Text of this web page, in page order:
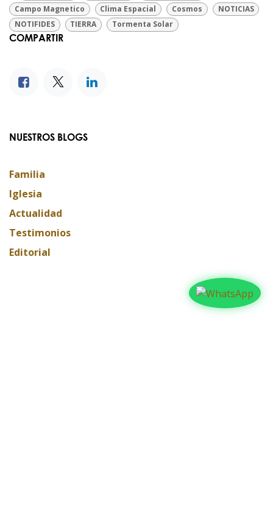
Campo Magnetico
Clima Espacial Cosmos
NOTICIAS
NOTIFIDES
TIERRA Tormenta Solar
COMPARTIR
NUESTROS BLOGS
Familia
Iglesia
Actualidad
Testimonios
Editorial